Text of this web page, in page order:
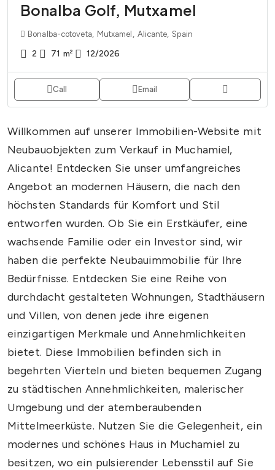
Bonalba Golf, Mutxamel
Bonalba-cotoveta, Mutxamel, Alicante, Spain
2 71 m² 12/2026
Call Email
Willkommen auf unserer Immobilien-Website mit
Neubauobjekten zum Verkauf in Muchamiel,
Alicante! Entdecken Sie unser umfangreiches
Angebot an modernen Häusern, die nach den
höchsten Standards für Komfort und Stil
entworfen wurden. Ob Sie ein Erstkäufer, eine
wachsende Familie oder ein Investor sind, wir
haben die perfekte Neubauimmobilie für Ihre
Bedürfnisse. Entdecken Sie eine Reihe von
durchdacht gestalteten Wohnungen, Stadthäusern
und Villen, von denen jede ihre eigenen
einzigartigen Merkmale und Annehmlichkeiten
bietet. Diese Immobilien befinden sich in
begehrten Vierteln und bieten bequemen Zugang
zu städtischen Annehmlichkeiten, malerischer
Umgebung und der atemberaubenden
Mittelmeerküste. Nutzen Sie die Gelegenheit, ein
modernes und schönes Haus in Muchamiel zu
besitzen, wo ein pulsierender Lebensstil auf Sie